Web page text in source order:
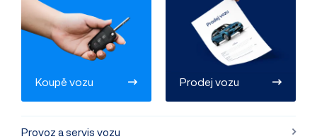
Koupě vozu Prodej vozu
Provoz a servis vozu